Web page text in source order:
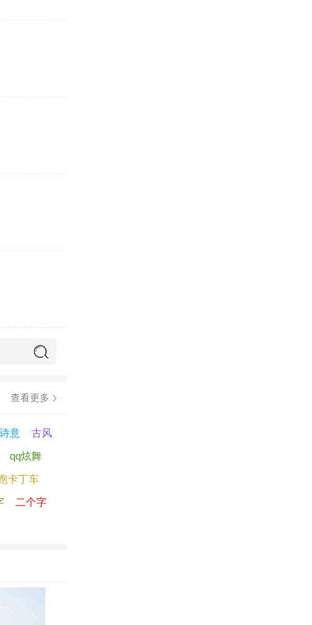
查看更多
诗意
古风
qq炫舞
卡丁车
二个字